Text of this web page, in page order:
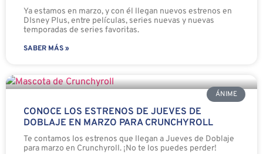
Ya estamos en marzo, y con él llegan nuevos estrenos en
DIsney Plus, entre películas, series nuevas y nuevas
temporadas de series favoritas.
SABER MÁS »
ÁNIME
CONOCE LOS ESTRENOS DE JUEVES DE
DOBLAJE EN MARZO PARA CRUNCHYROLL
Te contamos los estrenos que llegan a Jueves de Doblaje
para marzo en Crunchyroll. ¡No te los puedes perder!